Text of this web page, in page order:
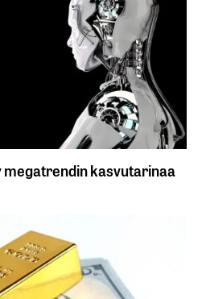
megatrendin kasvutarinaa